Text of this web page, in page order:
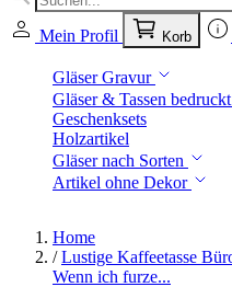
Mein Profil Korb
Gläser Gravur
Gläser & Tassen bedruckt
Geschenksets
Holzartikel
Gläser nach Sorten
Artikel ohne Dekor
Home
/ Lustige Kaffeetasse
Wenn ich furze...